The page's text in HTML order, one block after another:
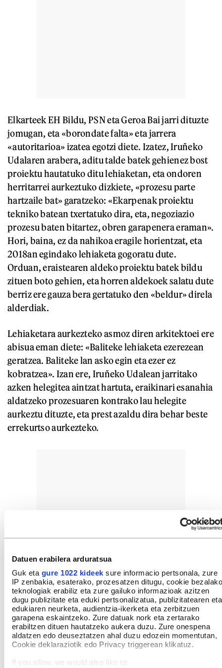
Datuen erabilera arduratsua
Guk eta gure 1022 kideek sure informacio pertsonala, zure
IP zenbakia, esaterako, prozesatzen ditugu, cookie bezalako
teknologiak erabiliz eta zure gailuko informazioak azitzen
dugu publizitate eta eduki pertsonalizatua, publizitatearen eta
edukiaren neurketa, audientzia-ikerketa eta zerbitzuen
garapena eskaintzeko. Zure datuak nork eta zertarako
erabiltzen dituen hautatzeko aukera duzu. Zure onespena
aldatzen edo deuseztatzen ahal duzu edozein momentutan,
Cookie deklaraziotik edo Privacy triggerean klikatuz.
If you allow, we would also like to:
Elkarteek EH Bildu, PSN eta Geroa Bai jarri dituzte
jomugan, eta «borondate falta» eta jarrera
«autoritarioa» izatea egotzi diete. Izatez, Iruñeko
Udalaren arabera, aditu talde batek gehienez bost
proiektu hautatuko ditu lehiaketan, eta ondoren
herritarrei aurkeztuko dizkiete, «prozesu parte
hartzaile bat» garatzeko: «Ekarpenak proiektu
tekniko batean txertatuko dira, eta, negoziazio
prozesu baten bitartez, obren garapenera eraman».
Hori, baina, ez da nahikoa eragile horientzat, eta
2018an egindako lehiaketa gogoratu dute.
Orduan, eraistearen aldeko proiektu batek bildu
zituen boto gehien, eta horren aldekoek salatu dute
berriz ere gauza bera gertatuko den «beldur» direla
alderdiak.
Lehiaketara aurkezteko asmoz diren arkitektoei ere
abisua eman diete: «Baliteke lehiaketa ezerezean
geratzea. Baliteke lan asko egin eta ezer ez
kobratzea». Izan ere, Iruñeko Udalean jarritako
azken helegitea aintzat hartuta, eraikinari esanahia
aldatzeko prozesuaren kontrako lau helegite
aurkeztu dituzte, eta prest azaldu dira behar beste
errekurtso aurkezteko.